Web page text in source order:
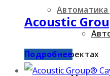
Мы в проектах
Acoustic
Подробнее